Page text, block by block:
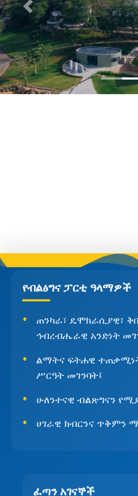
Previous
የብልፅግና ፓርቲ ዓላማዎች
ጠንካራ፣ ዴሞክራሲያዊ፣
ኅብረብሔራዊ አንድነት
ልማትና ፍትሐዊ
ሥርዓት መገንባት፤
ሁለንተናዊ ብልጽግናን
ሀገራዊ ክብርንና ጥቅምን
ፈጣን አገናኞች